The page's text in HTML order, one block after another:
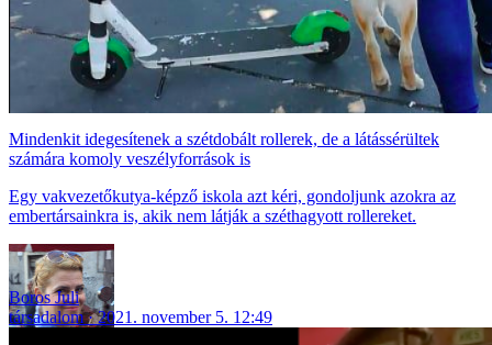
Mindenkit idegesítenek a szétdobált rollerek, de a látássérültek
számára komoly veszélyforrások is
Egy vakvezetőkutya-képző iskola azt kéri, gondoljunk azokra az
embertársainkra is, akik nem látják a széthagyott rollereket.
Boros Juli
társadalom
2021. november 5. 12:49